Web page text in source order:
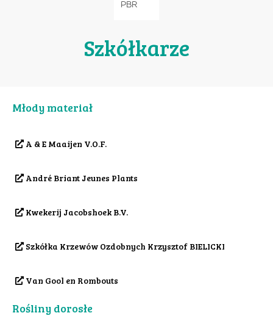
PBR
Szkółkarze
Młody materiał
A & E Maaijen V.O.F.
André Briant Jeunes Plants
Kwekerij Jacobshoek B.V.
Szkółka Krzewów Ozdobnych Krzysztof BIELICKI
Van Gool en Rombouts
Rośliny dorosłe